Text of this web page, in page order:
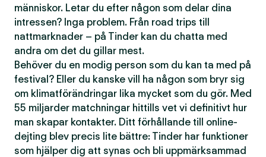
människor. Letar du efter någon som delar dina
intressen? Inga problem. Från road trips till
nattmarknader – på Tinder kan du chatta med
andra om det du gillar mest.
Behöver du en modig person som du kan ta med på
festival? Eller du kanske vill ha någon som bryr sig
om klimatförändringar lika mycket som du gör. Med
55 miljarder matchningar hittills vet vi definitivt hur
man skapar kontakter. Ditt förhållande till online-
dejting blev precis lite bättre: Tinder har funktioner
som hjälper dig att synas och bli uppmärksammad